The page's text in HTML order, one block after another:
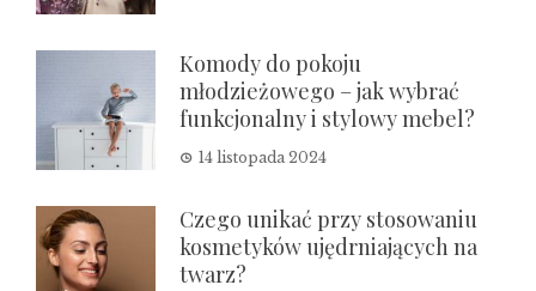
Komody do pokoju
młodzieżowego – jak wybrać
funkcjonalny i stylowy mebel?
14 listopada 2024
Czego unikać przy stosowaniu
kosmetyków ujędrniających na
twarz?